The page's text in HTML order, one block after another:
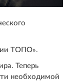
ТОПО».
Теперь
необходимой